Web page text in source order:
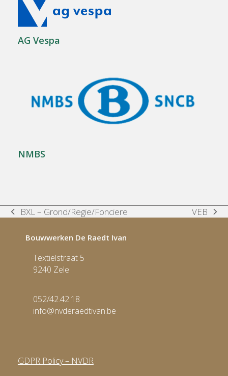
AG Vespa
NMBS
previous
BXL – Grond/Regie/Fonciere
next
VEB
Bouwwerken De Raedt Ivan
Textielstraat 5
9240 Zele
052/42.42.18
info@nvderaedtivan.be
GDPR Policy – NVDR